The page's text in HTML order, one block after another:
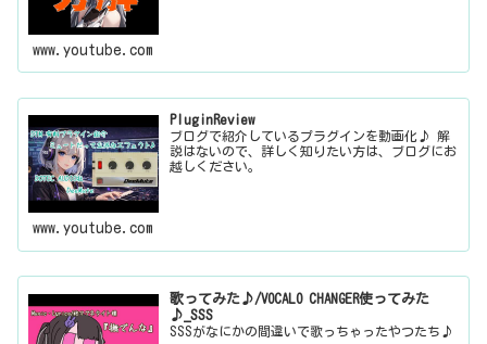
www.youtube.com
PluginReview
ブログで紹介しているプラグインを動画化♪ 解
説はないので、詳しく知りたい方は、ブログにお
越しください。
www.youtube.com
歌ってみた♪/VOCALO CHANGER使ってみた
♪_SSS
SSSがなにかの間違いで歌っちゃったやつたち♪